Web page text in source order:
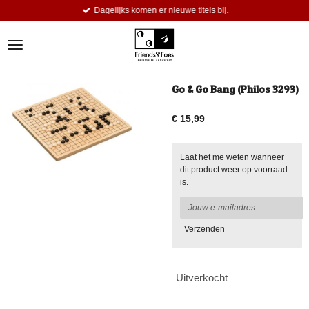
de
Dagelijks komen er nieuwe titels bij.
Go & Go Bang (Philos 3293)
€ 15,99
Laat het me weten wanneer
dit product weer op voorraad
is.
Verzenden
Uitverkocht